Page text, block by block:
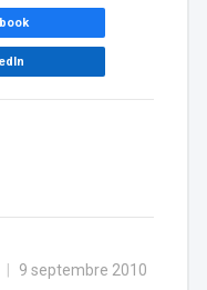
9 septembre 2010